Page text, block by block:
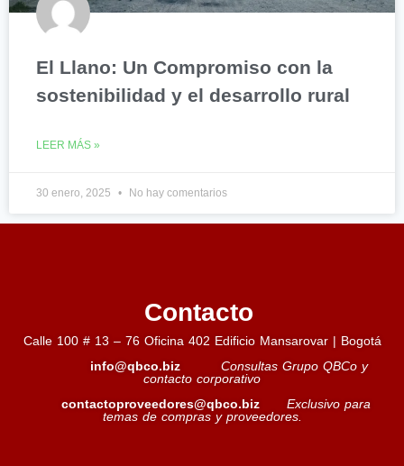
El Llano: Un Compromiso con la
sostenibilidad y el desarrollo rural
LEER MÁS »
30 enero, 2025 No hay comentarios
Contacto
Calle 100 # 13 – 76 Oficina 402 Edificio Mansarovar | Bogotá
info@qbco.biz
Consultas Grupo QBCo y
contacto corporativo
contactoproveedores@qbco.biz
Exclusivo para
temas de compras y proveedores.